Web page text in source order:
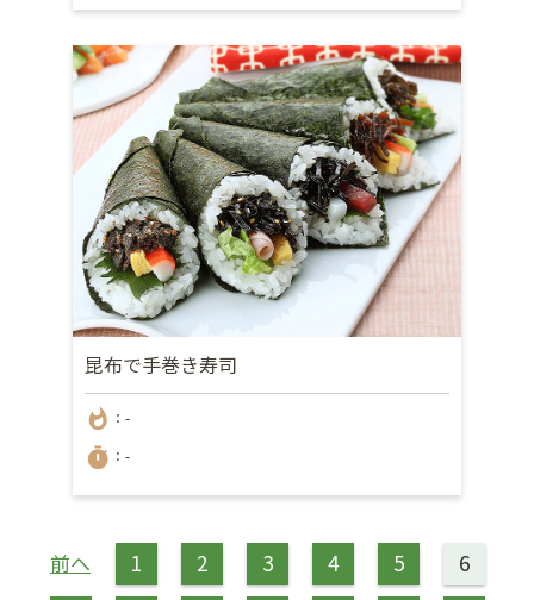
昆布で手巻き寿司
whatshot ：-
timer ：-
前へ 1 2 3 4 5
6